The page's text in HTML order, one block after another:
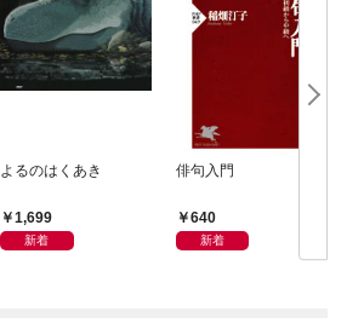
よるのはくあき
1,699
新着
俳句入門
640
新着